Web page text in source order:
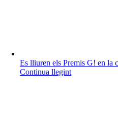
Es lliuren els Premis G! en la
Continua llegint